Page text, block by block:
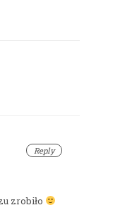
Reply
zrobiło